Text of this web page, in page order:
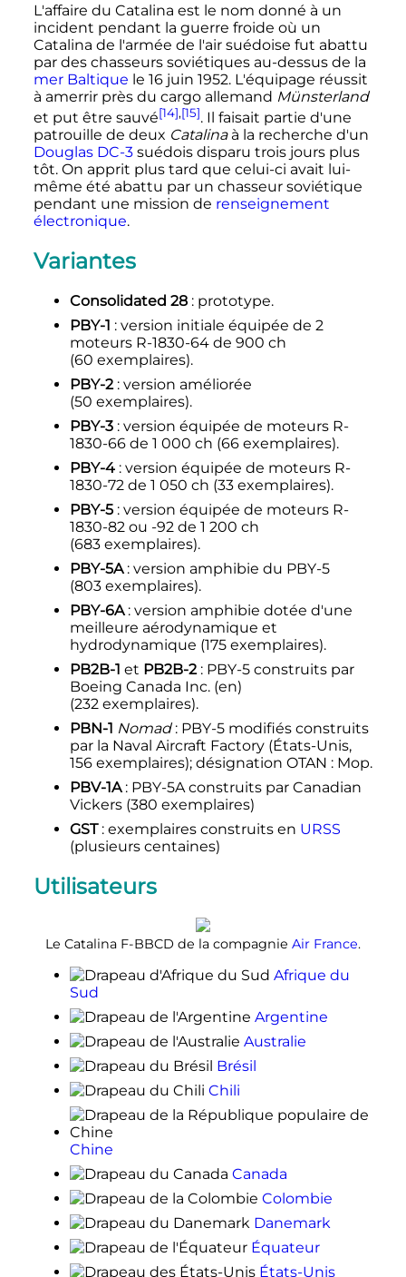
L'affaire du Catalina est le nom donné à un
incident pendant la guerre froide où un
Catalina de l'armée de l'air suédoise fut abattu
par des chasseurs soviétiques au-dessus de la
mer Baltique le 16 juin 1952. L'équipage réussit
à amerrir près du cargo allemand Münsterland
et put être sauvé[14],[15]. Il faisait partie d'une
patrouille de deux Catalinaà la recherche d'un
Douglas DC-3suédois disparu trois jours plus
tôt. On apprit plus tard que celui-ci avait lui-
même été abattu par un chasseur soviétique
pendant une mission de renseignement
électronique.
Variantes
Consolidated 28 : prototype.
PBY-1 : version initiale équipée de 2
moteurs R-1830-64 de 900 ch
(60 exemplaires).
PBY-2 : version améliorée
(50 exemplaires).
PBY-3 : version équipée de moteurs R-
1830-66 de 1 000 ch (66 exemplaires).
PBY-4 : version équipée de moteurs R-
1830-72 de 1 050 ch (33 exemplaires).
PBY-5 : version équipée de moteurs R-
1830-82 ou -92 de 1 200 ch
(683 exemplaires).
PBY-5A : version amphibie du PBY-5
(803 exemplaires).
PBY-6A : version amphibie dotée d'une
meilleure aérodynamique et
hydrodynamique (175 exemplaires).
PB2B-1 et PB2B-2 : PBY-5 construits par
Boeing Canada Inc. (en)
(232 exemplaires).
PBN-1 Nomad : PBY-5 modifiés construits
par la Naval Aircraft Factory (États-Unis,
156 exemplaires); désignation OTAN : Mop.
PBV-1A : PBY-5A construits par Canadian
Vickers (380 exemplaires)
GST : exemplaires construits en URSS
(plusieurs centaines)
Utilisateurs
Le Catalina F-BBCD de la compagnie Air France.
Afrique du
Sud
Argentine
Australie
Brésil
Chili
Chine
Canada
Colombie
Danemark
Équateur
États-Unis